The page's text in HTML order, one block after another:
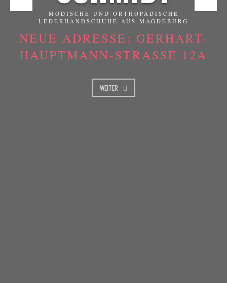
MODISCHE UND ORTHOPÄDISCHE
LEDERHANDSCHUHE AUS MAGDEBURG
NEUE ADRESSE: GERHART-
HAUPTMANN-STRASSE 12A
WEITER